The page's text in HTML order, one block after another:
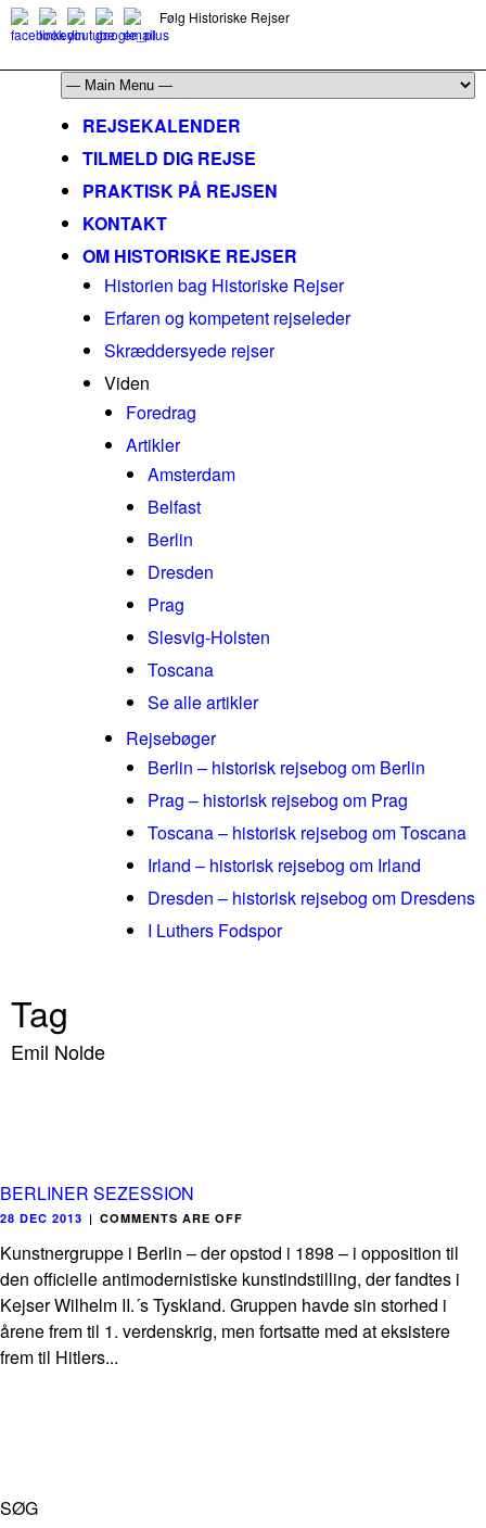
Følg Historiske Rejser
REJSEKALENDER
TILMELD DIG REJSE
PRAKTISK PÅ REJSEN
KONTAKT
OM HISTORISKE REJSER
Historien bag Historiske Rejser
Erfaren og kompetent rejseleder
Skræddersyede rejser
Viden
Foredrag
Artikler
Amsterdam
Belfast
Berlin
Dresden
Prag
Slesvig-Holsten
Toscana
Se alle artikler
Rejsebøger
Berlin – historisk rejsebog om Berlin
Prag – historisk rejsebog om Prag
Toscana – historisk rejsebog om Toscana
Irland – historisk rejsebog om Irland
Dresden – historisk rejsebog om Dresdens
I Luthers Fodspor
Tag
Emil Nolde
BERLINER SEZESSION
28 DEC 2013 | COMMENTS ARE OFF
Kunstnergruppe i Berlin – der opstod i 1898 – i opposition til
den officielle antimodernistiske kunstindstilling, der fandtes i
Kejser Wilhelm II.´s Tyskland. Gruppen havde sin storhed i
årene frem til 1. verdenskrig, men fortsatte med at eksistere
frem til Hitlers...
SØG